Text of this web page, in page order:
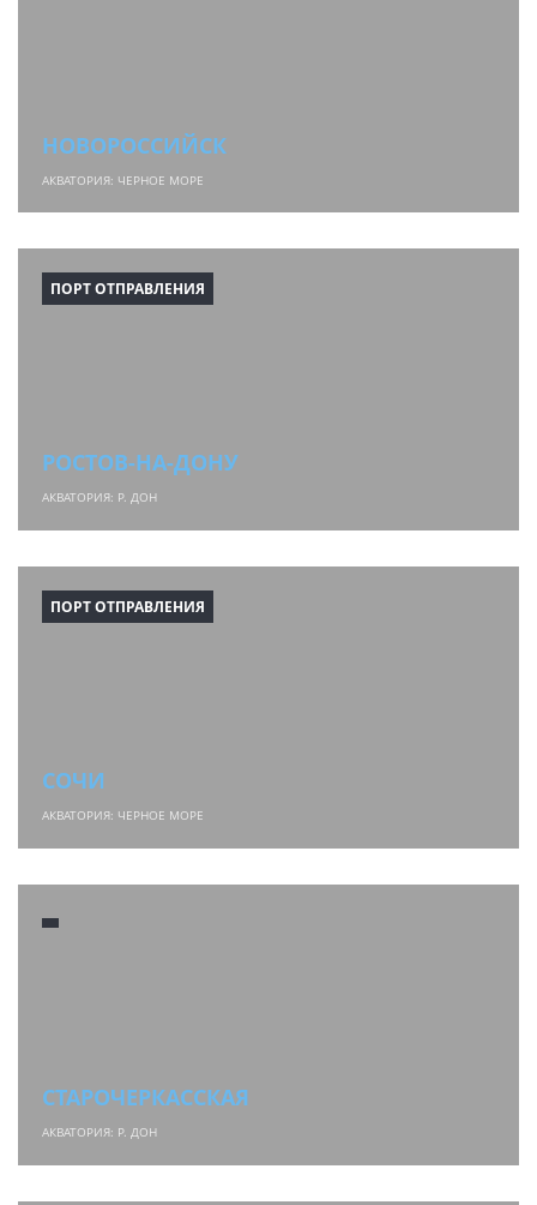
НОВОРОССИЙСК
АКВАТОРИЯ: ЧЕРНОЕ МОРЕ
ПОРТ ОТПРАВЛЕНИЯ
РОСТОВ-НА-ДОНУ
АКВАТОРИЯ: Р. ДОН
ПОРТ ОТПРАВЛЕНИЯ
СОЧИ
АКВАТОРИЯ: ЧЕРНОЕ МОРЕ
СТАРОЧЕРКАССКАЯ
АКВАТОРИЯ: Р. ДОН